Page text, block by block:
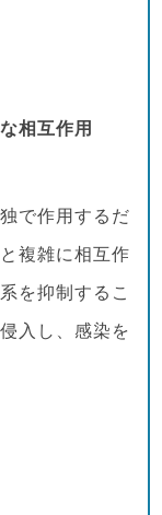
相互作用
で作用するだ
複雑に相互作
を抑制するこ
入し、感染を